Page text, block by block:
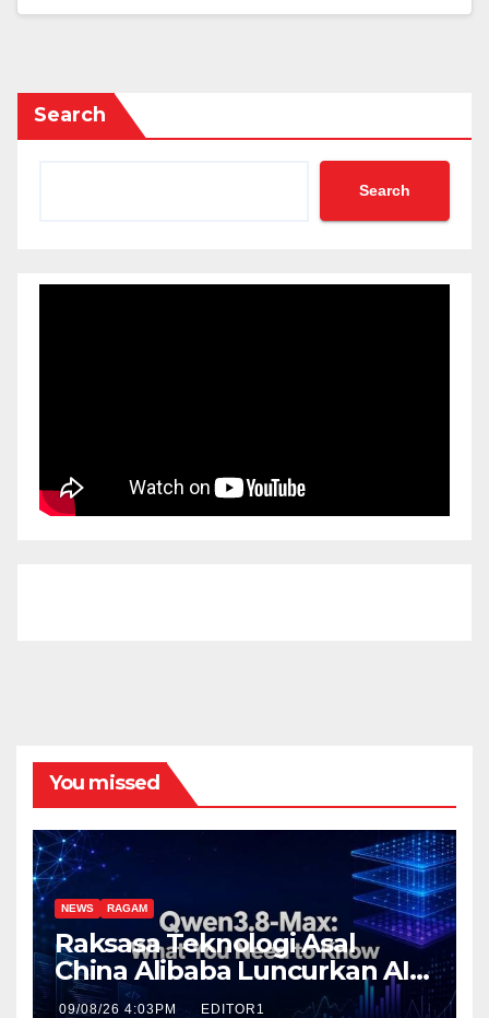
Search
Search
You missed
NEWS RAGAM
Raksasa Teknologi Asal
China Alibaba Luncurkan AI
Paling Canggih Qwen3.-Max
09/08/26 4:03PM EDITOR1